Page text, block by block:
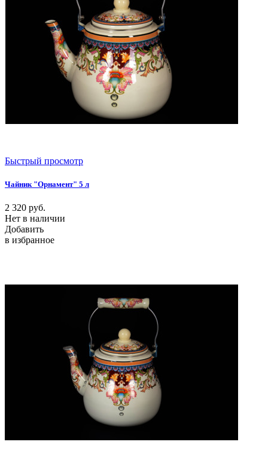
Быстрый просмотр
Чайник "Орнамент" 5 л
2 320 руб.
Нет в наличии
Добавить
в избранное